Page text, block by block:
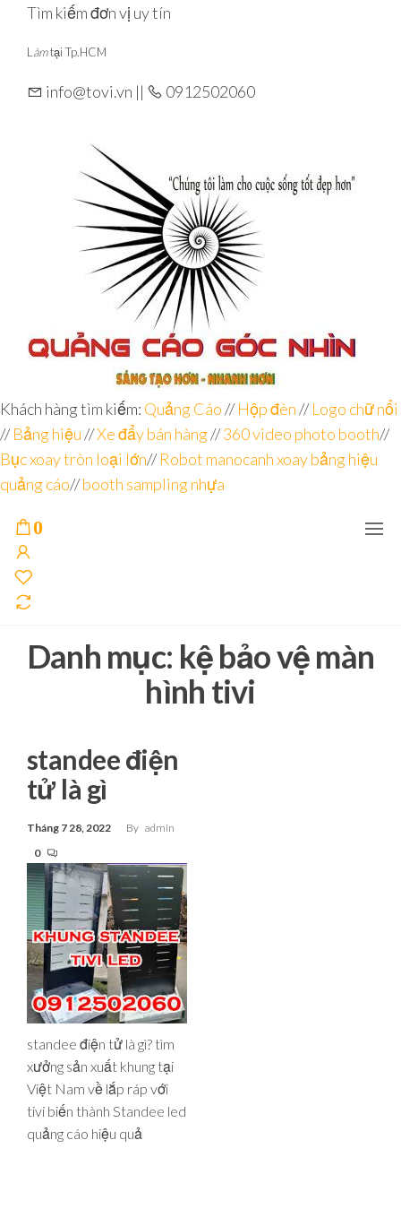
Skip
content
Tìm kiếm đơn vị uy tín
L àmtại Tp.HCM
info@tovi.vn || 0912502060
Đơn vị
chuyên
sâu – 8
năm
kinh
nghiệm
Góc
Nhìn
Agency –
nhà sản
xuất
POSM,
Quầy
Sampling,
Booth
trưng
bày, tủ
trưng
bày… tại
Tp.Hồ
Khách hàng tìm kiếm: Quảng Cáo//Hộp đèn//Logo chữ nổi
//Bảng hiệu//Xe đẩy bán hàng//360 video photo booth//
Bục xoay tròn loại lớn//Robot manocanh xoay bảng hiệu
quảng cáo//booth sampling nhựa
0
Danh mục: kệ bảo vệ màn
hình tivi
standee điện
tử là gì
Tháng 7 28, 2022 By admin
0
standee điện tử là gì? tìm
xưởng sản xuất khung tại
Việt Nam về lắp ráp với
tivi biến thành Standee led
quảng cáo hiệu quả